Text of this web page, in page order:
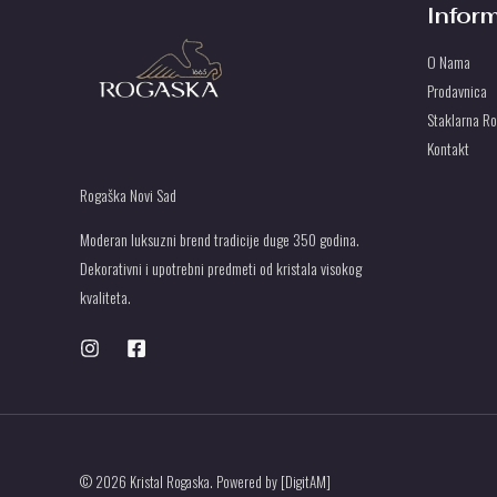
Rogaška Novi Sad
Moderan luksuzni brend tradicije duge 350 godina.
Dekorativni i upotrebni predmeti od kristala visokog
kvaliteta.
O Nama
Prodavnica
Staklarna
Kontakt
© 2026 Kristal Rogaska. Powered by [DigitAM]